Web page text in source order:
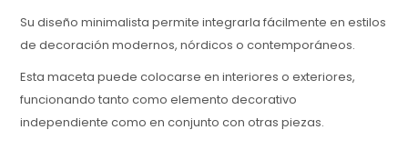
Su diseño minimalista permite integrarla fácilmente en estilos
de decoración modernos, nórdicos o contemporáneos.
Esta maceta puede colocarse en interiores o exteriores,
funcionando tanto como elemento decorativo
independiente como en conjunto con otras piezas.